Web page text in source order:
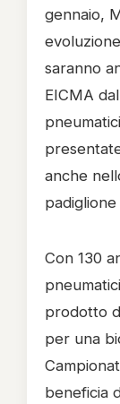
gennaio,
saranno
EICMA
anche
Con 130
prodotto
per una
beneficia